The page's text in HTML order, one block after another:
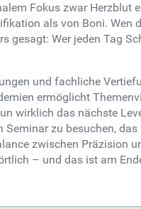
Fokus zwar Herzblut
als von Boni. Wen
gesagt: Wer jeden Tag
und fachliche
ermöglicht
wirklich das nächste
Seminar zu besuchen,
zwischen Präzision
– und das ist am